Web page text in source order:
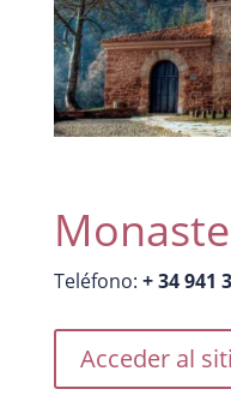
Teléfono: + 34 941
Acceder al